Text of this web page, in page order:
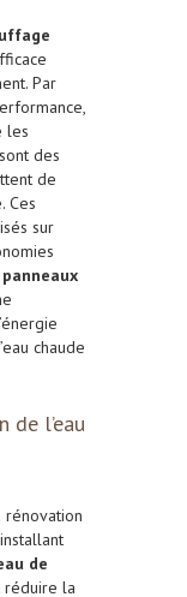
Par
les
des
de
Ces
sur
panneaux
chaude
de l’eau
de
réduire la